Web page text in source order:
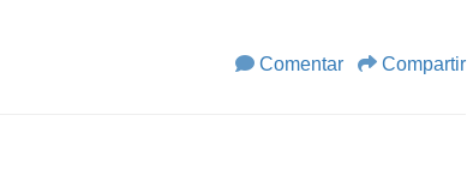
Comentar Compartir